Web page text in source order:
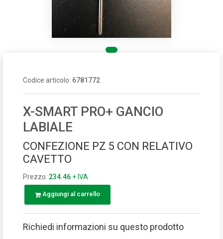
Codice articolo: 6781772
X-SMART PRO+ GANCIO
LABIALE
CONFEZIONE PZ 5 CON RELATIVO
CAVETTO
Prezzo: 234.46 + IVA
Aggiungi al carrello
Richiedi informazioni su questo prodotto